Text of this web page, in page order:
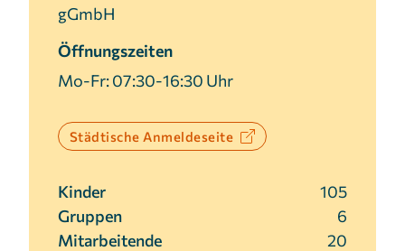
gGmbH
Öffnungszeiten
Mo-Fr: 07:30-16:30 Uhr
Städtische Anmeldeseite
Kinder
105
Gruppen
6
Mitarbeitende
20
3 Monate